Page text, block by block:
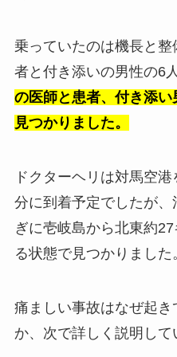
乗っていたのは機長と
者と付き添いの男性の6人
の医師と患者、付き添
見つかりました。
ドクターヘリは対馬空
分に到着予定でしたが
ぎに壱岐島から北東約
る状態で見つかりました
痛ましい事故はなぜ起き
か、次で詳しく説明して